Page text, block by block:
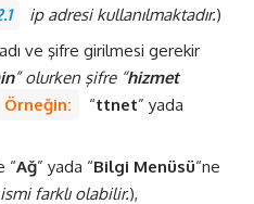
ip adresi kullanılmaktadır.)
ve şifre girilmesi gerekir
” olurken şifre “hizmet
Örneğin: “ttnet” yada
“Ağ” yada “Bilgi Menüsü“ne
farklı olabilir.),